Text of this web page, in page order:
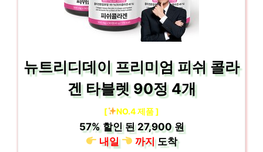
뉴트리디데이 프리미엄 피쉬 콜라
겐 타블렛 90정 4개
[ NO.4 제품 ]
57%할인 된27,900 원
내일
까지도착